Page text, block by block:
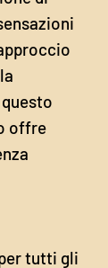
offre
tutti gli